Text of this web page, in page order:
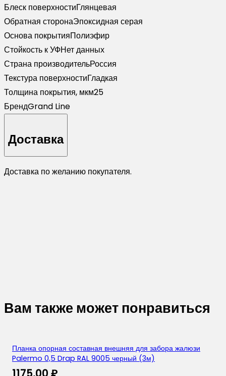
Блеск поверхностиГлянцевая
Обратная сторонаЭпоксидная серая
Основа покрытияПолиэфир
Стойкость к УФНет данных
Страна производительРоссия
Текстура поверхностиГладкая
Толщина покрытия, мкм25
БрендGrand Line
Доставка
Доставка по желанию покупателя.
Вам также может понравиться
Планка опорная составная внешняя для забора жалюзи
Palermo 0,5 Drap RAL 9005 черный (3м)
1175,00 ₽